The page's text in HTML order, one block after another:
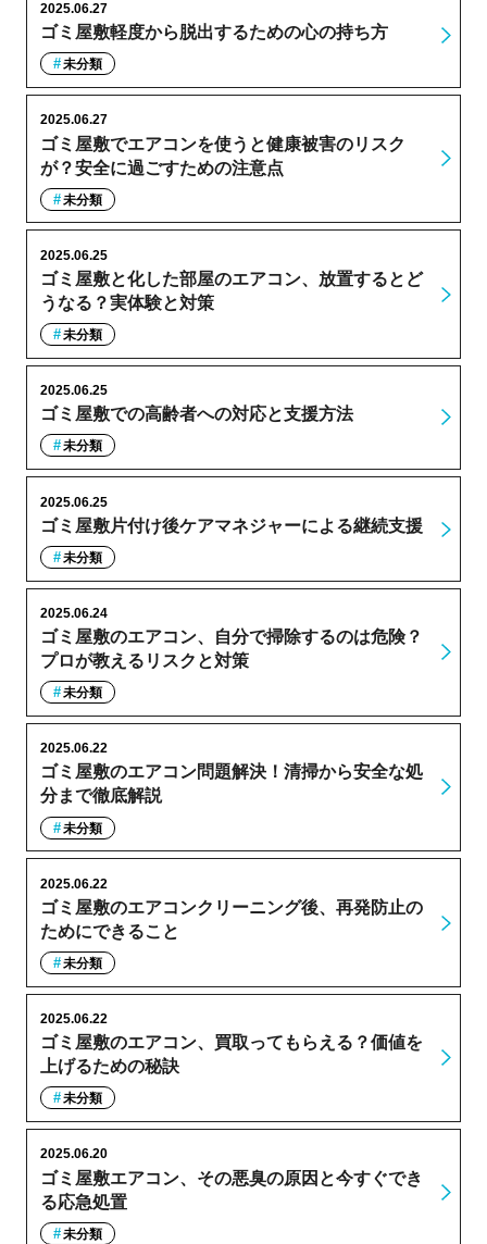
ゴミ屋敷軽度から脱出するための心の持ち方
2025.06.27
未分類
ゴミ屋敷でエアコンを使うと健康被害のリスク
が？安全に過ごすための注意点
2025.06.27
未分類
ゴミ屋敷と化した部屋のエアコン、放置するとど
うなる？実体験と対策
2025.06.25
未分類
ゴミ屋敷での高齢者への対応と支援方法
2025.06.25
未分類
ゴミ屋敷片付け後ケアマネジャーによる継続支援
2025.06.25
未分類
ゴミ屋敷のエアコン、自分で掃除するのは危険？
プロが教えるリスクと対策
2025.06.24
未分類
ゴミ屋敷のエアコン問題解決！清掃から安全な処
分まで徹底解説
2025.06.22
未分類
ゴミ屋敷のエアコンクリーニング後、再発防止の
ためにできること
2025.06.22
未分類
ゴミ屋敷のエアコン、買取ってもらえる？価値を
上げるための秘訣
2025.06.22
未分類
ゴミ屋敷エアコン、その悪臭の原因と今すぐでき
る応急処置
2025.06.20
未分類